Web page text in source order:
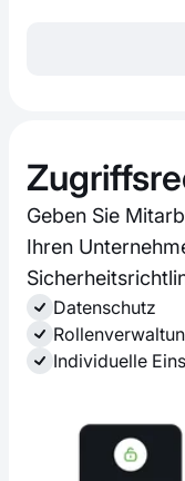
Geben Sie
Ihren
Datenschutz
Individuelle